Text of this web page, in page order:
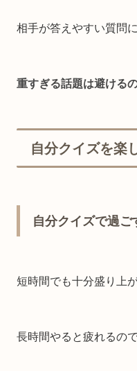
相手が答えやすい質問
重すぎる話題は避ける
自分クイズを楽
自分クイズで過ご
短時間でも十分盛り上が
長時間やると疲れるの